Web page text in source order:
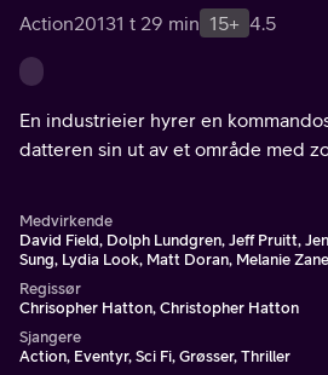
Action20131 t 29 min 15+ 4.5
En industrieier hyrer en
datteren sin ut av et område med
Medvirkende
David Field, Dolph Lundgren, Jeff Pruitt,
Sung, Lydia Look, Matt Doran, Melanie
Regissør
Chrisopher Hatton, Christopher Hatton
Sjangere
Action, Eventyr, Sci Fi, Grøsser, Thriller